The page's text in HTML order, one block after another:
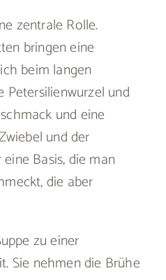
zentrale Rolle.
bringen eine
beim langen
Petersilienwurzel und
und eine
und der
Basis, die man
die aber
zu einer
Sie nehmen die Brühe